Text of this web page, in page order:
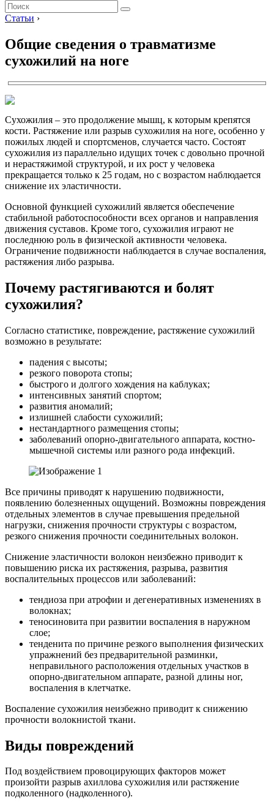
Статьи ›
Общие сведения о травматизме
сухожилий на ноге
Сухожилия – это продолжение мышц, к которым крепятся
кости. Растяжение или разрыв сухожилия на ноге, особенно у
пожилых людей и спортсменов, случается часто. Состоят
сухожилия из параллельно идущих точек с довольно прочной
и нерастяжимой структурой, и их рост у человека
прекращается только к 25 годам, но с возрастом наблюдается
снижение их эластичности.
Основной функцией сухожилий является обеспечение
стабильной работоспособности всех органов и направления
движения суставов. Кроме того, сухожилия играют не
последнюю роль в физической активности человека.
Ограничение подвижности наблюдается в случае воспаления,
растяжения либо разрыва.
Почему растягиваются и болят
сухожилия?
Согласно статистике, повреждение, растяжение сухожилий
возможно в результате:
падения с высоты;
резкого поворота стопы;
быстрого и долгого хождения на каблуках;
интенсивных занятий спортом;
развития аномалий;
излишней слабости сухожилий;
нестандартного размещения стопы;
заболеваний опорно-двигательного аппарата, костно-
мышечной системы или разного рода инфекций.
Все причины приводят к нарушению подвижности,
появлению болезненных ощущений. Возможны повреждения
отдельных элементов в случае превышения предельной
нагрузки, снижения прочности структуры с возрастом,
резкого снижения прочности соединительных волокон.
Снижение эластичности волокон неизбежно приводит к
повышению риска их растяжения, разрыва, развития
воспалительных процессов или заболеваний:
тендиоза при атрофии и дегенеративных изменениях в
волокнах;
теносиновита при развитии воспаления в наружном
слое;
тенденита по причине резкого выполнения физических
упражнений без предварительной разминки,
неправильного расположения отдельных участков в
опорно-двигательном аппарате, разной длины ног,
воспаления в клетчатке.
Воспаление сухожилия неизбежно приводит к снижению
прочности волокнистой ткани.
Виды повреждений
Под воздействием провоцирующих факторов может
произойти разрыв ахиллова сухожилия или растяжение
подколенного (надколенного).